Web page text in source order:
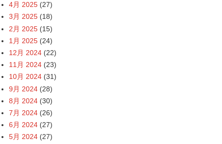
4月 2025 (27)
3月 2025 (18)
2月 2025 (15)
1月 2025 (24)
12月 2024 (22)
11月 2024 (23)
10月 2024 (31)
9月 2024 (28)
8月 2024 (30)
7月 2024 (26)
6月 2024 (27)
5月 2024 (27)